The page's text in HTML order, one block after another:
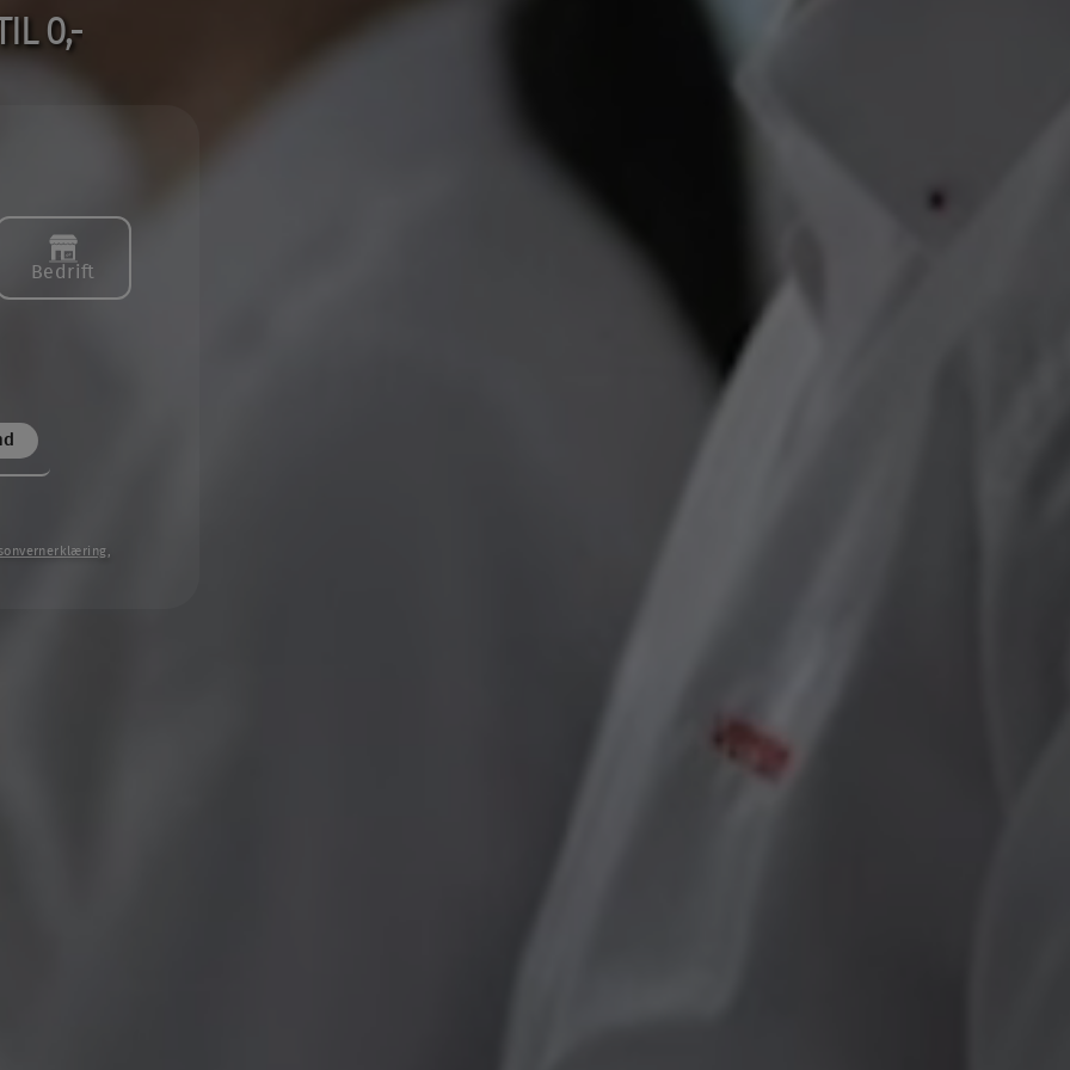
0,-
Bedrift